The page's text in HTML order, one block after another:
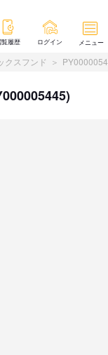
覧履歴 ログイン メニュー
クスフンド